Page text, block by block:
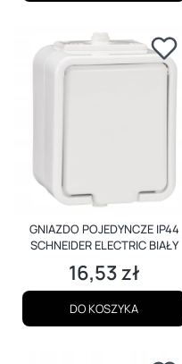
GNIAZDO POJEDYNCZE IP44
SCHNEIDER ELECTRIC BIAŁY
Cena
16,53 zł
DO KOSZYKA